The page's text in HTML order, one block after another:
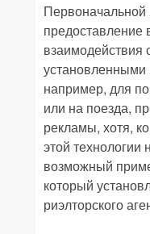
предоставление
например, для
или на поезда,
рекламы, хотя,
этой
возможный
который
риэлторского